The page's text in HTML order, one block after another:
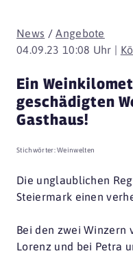
News /Angebote
04.09.23 10:08 Uhr |
Ein
geschädigten
Gasthaus!
Stichwörter:Weinwelten
Die unglaublichen
Steiermark einen
Bei den zwei Winzern
Lorenz und bei Petra